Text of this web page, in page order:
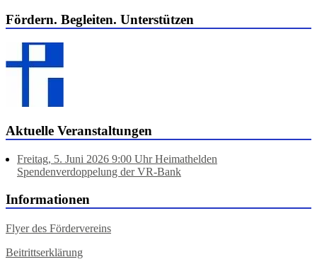
Fördern. Begleiten. Unterstützen
Aktuelle Veranstaltungen
Freitag, 5. Juni 2026 9:00 Uhr Heimathelden
Spendenverdoppelung der VR-Bank
Informationen
Flyer des Fördervereins
Beitrittserklärung